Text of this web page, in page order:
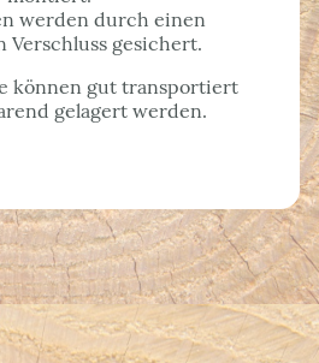
werden durch einen
gesichert.
können gut transportiert
gelagert werden.